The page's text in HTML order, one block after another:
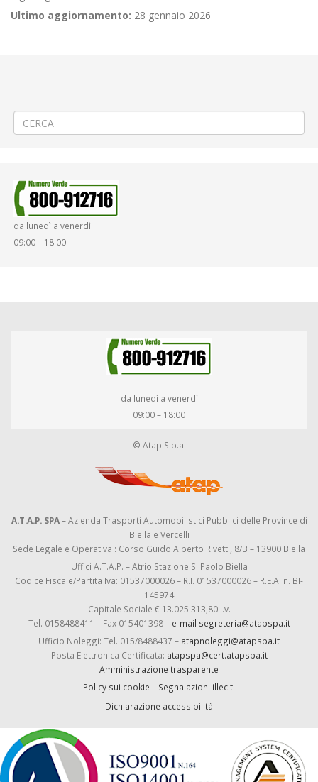
Ultimo aggiornamento: 28 gennaio 2026
da lunedì a venerdì
09:00 – 18:00
da lunedì a venerdì
09:00 – 18:00
© Atap S.p.a.
A.T.A.P. SPA– Azienda Trasporti Automobilistici Pubblici delle Province di
Biella e Vercelli
Sede Legale e Operativa : Corso Guido Alberto Rivetti, 8/B – 13900 Biella
Uffici A.T.A.P. – Atrio Stazione S. Paolo Biella
Codice Fiscale/Partita Iva: 01537000026 – R.I. 01537000026 – R.E.A. n. BI-
145974
Capitale Sociale € 13.025.313,80 i.v.
Tel. 0158488411 – Fax 015401398 – e-mail segreteria@atapspa.it
Ufficio Noleggi: Tel. 015/8488437 – atapnoleggi@atapspa.it
Posta Elettronica Certificata: atapspa@cert.atapspa.it
Amministrazione trasparente
Policy sui cookie – Segnalazioni illeciti
Dichiarazione accessibilità